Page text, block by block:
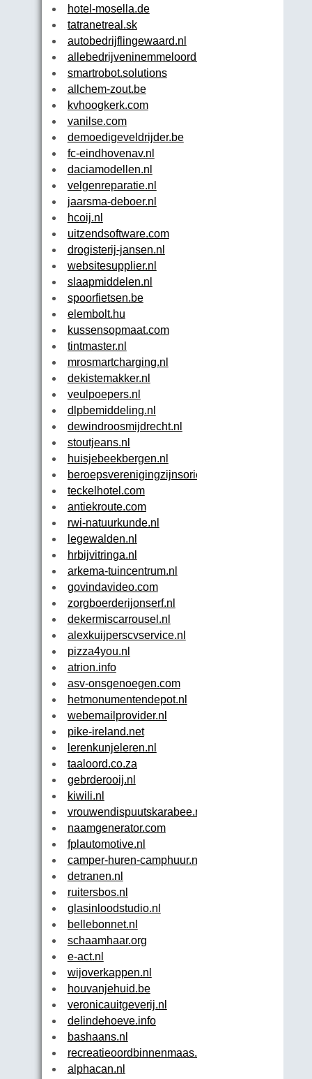
hotel-mosella.de
tatranetreal.sk
autobedrijflingewaard.nl
allebedrijveninemmeloord.nl
smartrobot.solutions
allchem-zout.be
kvhoogkerk.com
vanilse.com
demoedigeveldrijder.be
fc-eindhovenav.nl
daciamodellen.nl
velgenreparatie.nl
jaarsma-deboer.nl
hcoij.nl
uitzendsoftware.com
drogisterij-jansen.nl
websitesupplier.nl
slaapmiddelen.nl
spoorfietsen.be
elembolt.hu
kussensopmaat.com
tintmaster.nl
mrosmartcharging.nl
dekistemakker.nl
veulpoepers.nl
dlpbemiddeling.nl
dewindroosmijdrecht.nl
stoutjeans.nl
huisjebeekbergen.nl
beroepsverenigingzijnsorientatie.nl
teckelhotel.com
antiekroute.com
rwi-natuurkunde.nl
legewalden.nl
hrbijvitringa.nl
arkema-tuincentrum.nl
govindavideo.com
zorgboerderijonserf.nl
dekermiscarrousel.nl
alexkuijperscvservice.nl
pizza4you.nl
atrion.info
asv-onsgenoegen.com
hetmonumentendepot.nl
webemailprovider.nl
pike-ireland.net
lerenkunjeleren.nl
taaloord.co.za
gebrderooij.nl
kiwili.nl
vrouwendispuutskarabee.nl
naamgenerator.com
fplautomotive.nl
camper-huren-camphuur.nl
detranen.nl
ruitersbos.nl
glasinloodstudio.nl
bellebonnet.nl
schaamhaar.org
e-act.nl
wijoverkappen.nl
houvanjehuid.be
veronicauitgeverij.nl
delindehoeve.info
bashaans.nl
recreatieoordbinnenmaas.nl
alphacan.nl